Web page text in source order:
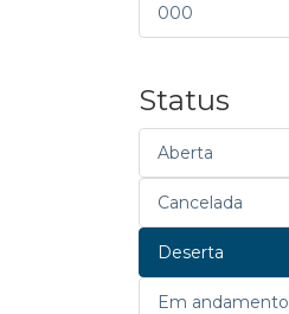
000
Status
Aberta
Cancelada
Deserta
Em andamento